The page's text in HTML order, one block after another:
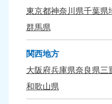
050-1880-9895
9:00〜19:00 年中無休
長崎県
050-1880-9891
9:00〜19:00 年中無休
東京都神奈川県千葉県
群馬県
関西地方
大阪府兵庫県奈良県三
和歌山県